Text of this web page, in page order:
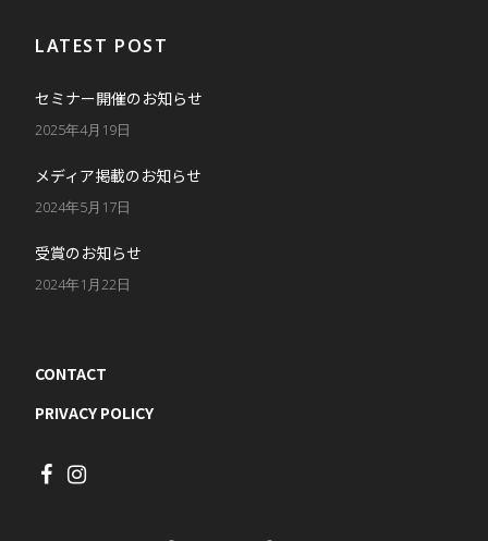
LATEST POST
セミナー開催のお知らせ
2025年4月19日
メディア掲載のお知らせ
2024年5月17日
受賞のお知らせ
2024年1月22日
CONTACT
PRIVACY POLICY